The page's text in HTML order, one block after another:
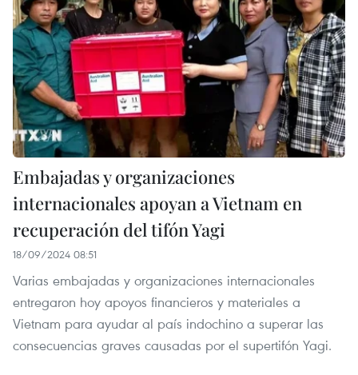
Embajadas y organizaciones
internacionales apoyan a Vietnam en
recuperación del tifón Yagi
18/09/2024 08:51
Varias embajadas y organizaciones internacionales
entregaron hoy apoyos financieros y materiales a
Vietnam para ayudar al país indochino a superar las
consecuencias graves causadas por el supertifón Yagi.